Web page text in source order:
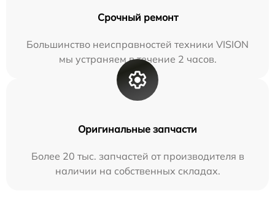
Срочный ремонт
Большинство неисправностей техники VISION
мы устраняем в течение 2 часов.
Оригинальные запчасти
Более 20 тыс. запчастей от производителя в
наличии на собственных складах.